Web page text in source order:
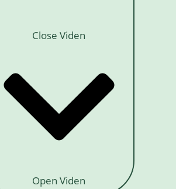
Close Viden
Open Viden